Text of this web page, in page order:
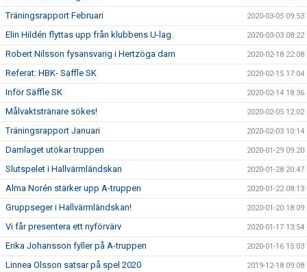
Träningsrapport Februari 2020-03-05 09:53
Elin Hildén flyttas upp från klubbens U-lag. 2020-03-03 08:22
Robert Nilsson fysansvarig i Hertzöga dam 2020-02-18 22:08
Referat: HBK- Säffle SK 2020-02-15 17:04
Inför Säffle SK 2020-02-14 18:36
Målvaktstränare sökes! 2020-02-05 12:02
Träningsrapport Januari 2020-02-03 10:14
Damlaget utökar truppen 2020-01-29 09:20
Slutspelet i Hallvärmländskan 2020-01-28 20:47
Alma Norén stärker upp A-truppen 2020-01-22 08:13
Gruppseger i Hallvärmländskan! 2020-01-20 18:09
Vi får presentera ett nyförvärv 2020-01-17 13:54
Erika Johansson fyller på A-truppen 2020-01-16 15:03
Linnea Olsson satsar på spel 2020 2019-12-18 09:08